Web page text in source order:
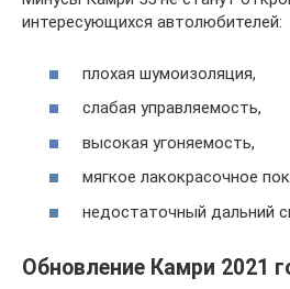
интересующихся автолюбителей:
плохая шумоизоляция,
слабая управляемость,
высокая угоняемость,
мягкое лакокрасочное
недостаточный дальний
Обновление Камри 2021